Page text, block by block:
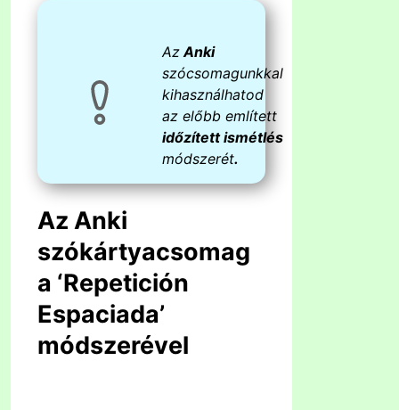
Az Anki
szócsomagunkkal
kihasználhatod
az előbb említett
időzített ismétlés
módszerét.
Az Anki
szókártyacsomag
a ‘Repetición
Espaciada’
módszerével